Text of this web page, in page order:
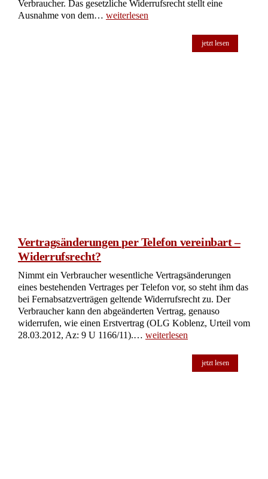
Verbraucher. Das gesetzliche Widerrufsrecht stellt eine
Ausnahme von dem… weiterlesen
jetzt lesen
Vertragsänderungen per Telefon vereinbart –
Widerrufsrecht?
Nimmt ein Verbraucher wesentliche Vertragsänderungen
eines bestehenden Vertrages per Telefon vor, so steht ihm das
bei Fernabsatzverträgen geltende Widerrufsrecht zu. Der
Verbraucher kann den abgeänderten Vertrag, genauso
widerrufen, wie einen Erstvertrag (OLG Koblenz, Urteil vom
28.03.2012, Az: 9 U 1166/11).… weiterlesen
jetzt lesen